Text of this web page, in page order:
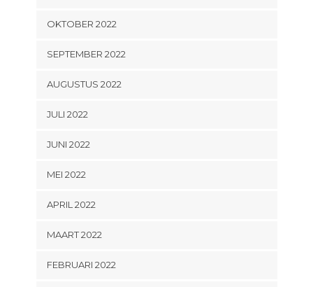
OKTOBER 2022
SEPTEMBER 2022
AUGUSTUS 2022
JULI 2022
JUNI 2022
MEI 2022
APRIL 2022
MAART 2022
FEBRUARI 2022